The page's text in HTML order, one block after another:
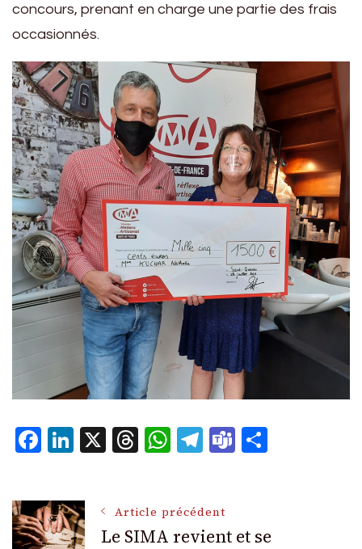
concours, prenant en charge une partie des frais
occasionnés.
Facebook
LinkedIn
X Threads
WhatsApp
Telegram
Teams
Navigation
Article précédent
Le SIMA revient et se